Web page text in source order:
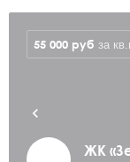
ЖК
55 000 руб за